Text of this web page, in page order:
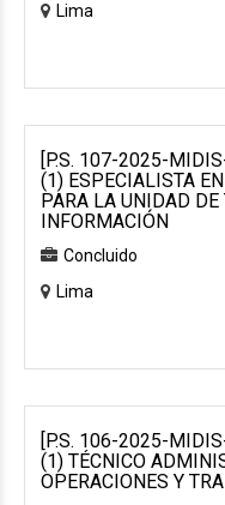
Lima
[P.S. 107-2025-
(1) ESPECIALISTA
PARA LA UNIDAD
INFORMACIÓN
Concluido
Lima
[P.S. 106-2025-
(1) TÉCNICO
OPERACIONES Y